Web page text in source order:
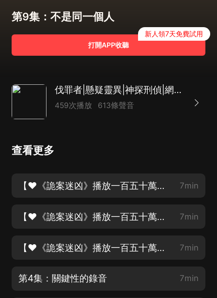
第9集：不是同一個人
打開APP收聽
新人領7天免費試用
伐罪者|懸疑靈異|神探刑偵|網絡詭案|AI
459次播放 613條聲音
查看更多
【♥《詭案迷凶》播放一百五十萬啦♥】第1集：身為偵探的嫌疑 7min
【♥《詭案迷凶》播放一百五十萬啦♥】第2集：這是一個圈套 7min
【♥《詭案迷凶》播放一百五十萬啦♥】第3集：染血的聖母像 7min
第4集：關鍵性的錄音 7min